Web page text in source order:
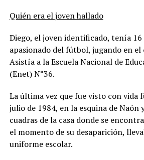
Quién era el joven hallado
Diego, el joven identificado, tenía 16
apasionado del fútbol, jugando en el
Asistía a la Escuela Nacional de
(Enet) N°36.
La última vez que fue visto con vida
julio de 1984, en la esquina de Naón
cuadras de la casa donde se
el momento de su desaparición,
uniforme escolar.